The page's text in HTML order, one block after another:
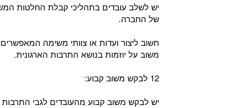
יש לשלב עובדים בתהליכי קבלת החלטות
של החברה.
חשוב ליצור ועדות או צוותי משימה
משוב על יוזמות בנושא התרבות הארגונית.
12 לבקש משוב קבוע:
יש לבקש משוב קבוע מהעובדים לגבי